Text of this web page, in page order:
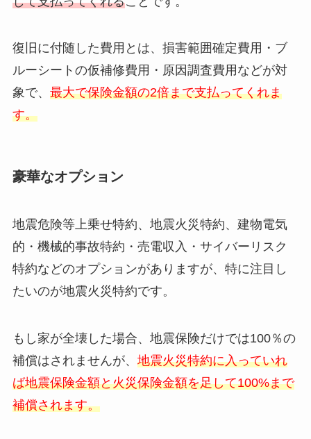
復旧に付随した費用とは、損害範囲確定費用・ブ
ルーシートの仮補修費用・原因調査費用などが対
象で、 最大で保険金額の2倍まで支払ってくれま
す。
豪華なオプション
地震危険等上乗せ特約、地震⽕災特約、建物電気
的・機械的事故特約・売電収入・サイバーリスク
特約などのオプションがありますが、特に注目し
たいのが地震⽕災特約です。
もし家が全壊した場合、地震保険だけでは100％の
補償はされませんが、 地震⽕災特約に入っていれ
ば地震保険金額と火災保険金額を足して100%まで
補償されます。